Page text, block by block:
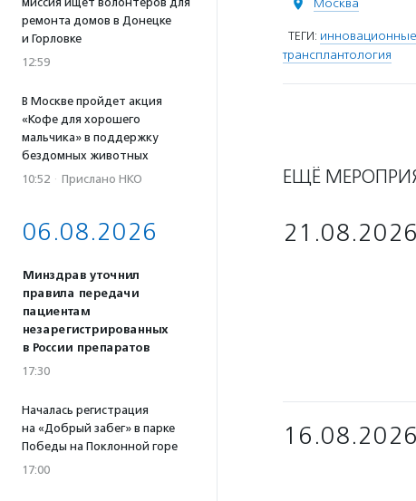
ремонта домов в Донецке
и Горловке
12:59
В Москве пройдет акция
«Кофе для хорошего
мальчика» в поддержку
бездомных животных
10:52 · Прислано НКО
06.08.2026
Минздрав уточнил
правила передачи
пациентам
незарегистрированных
в России препаратов
17:30
Началась регистрация
на «Добрый забег» в парке
Победы на Поклонной горе
17:00
Москва
ТЕГИ:
трансплантология
ЕЩЁ
21.08.2026
16.08.2026